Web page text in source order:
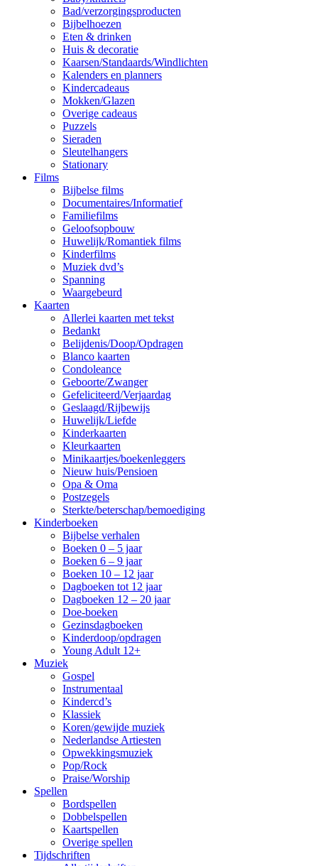
Bad/verzorgingsproducten
Bijbelhoezen
Eten & drinken
Huis & decoratie
Kaarsen/Standaards/Windlichten
Kalenders en planners
Kindercadeaus
Mokken/Glazen
Overige cadeaus
Puzzels
Sieraden
Sleutelhangers
Stationary
Films
Bijbelse films
Documentaires/Informatief
Familiefilms
Geloofsopbouw
Huwelijk/Romantiek films
Kinderfilms
Muziek dvd’s
Spanning
Waargebeurd
Kaarten
Allerlei kaarten met tekst
Bedankt
Belijdenis/Doop/Opdragen
Blanco kaarten
Condoleance
Geboorte/Zwanger
Gefeliciteerd/Verjaardag
Geslaagd/Rijbewijs
Huwelijk/Liefde
Kinderkaarten
Kleurkaarten
Minikaartjes/boekenleggers
Nieuw huis/Pensioen
Opa & Oma
Postzegels
Sterkte/beterschap/bemoediging
Kinderboeken
Bijbelse verhalen
Boeken 0 – 5 jaar
Boeken 6 – 9 jaar
Boeken 10 – 12 jaar
Dagboeken tot 12 jaar
Dagboeken 12 – 20 jaar
Doe-boeken
Gezinsdagboeken
Kinderdoop/opdragen
Young Adult 12+
Muziek
Gospel
Instrumentaal
Kindercd’s
Klassiek
Koren/gewijde muziek
Nederlandse Artiesten
Opwekkingsmuziek
Pop/Rock
Praise/Worship
Spellen
Bordspellen
Dobbelspellen
Kaartspellen
Overige spellen
Tijdschriften